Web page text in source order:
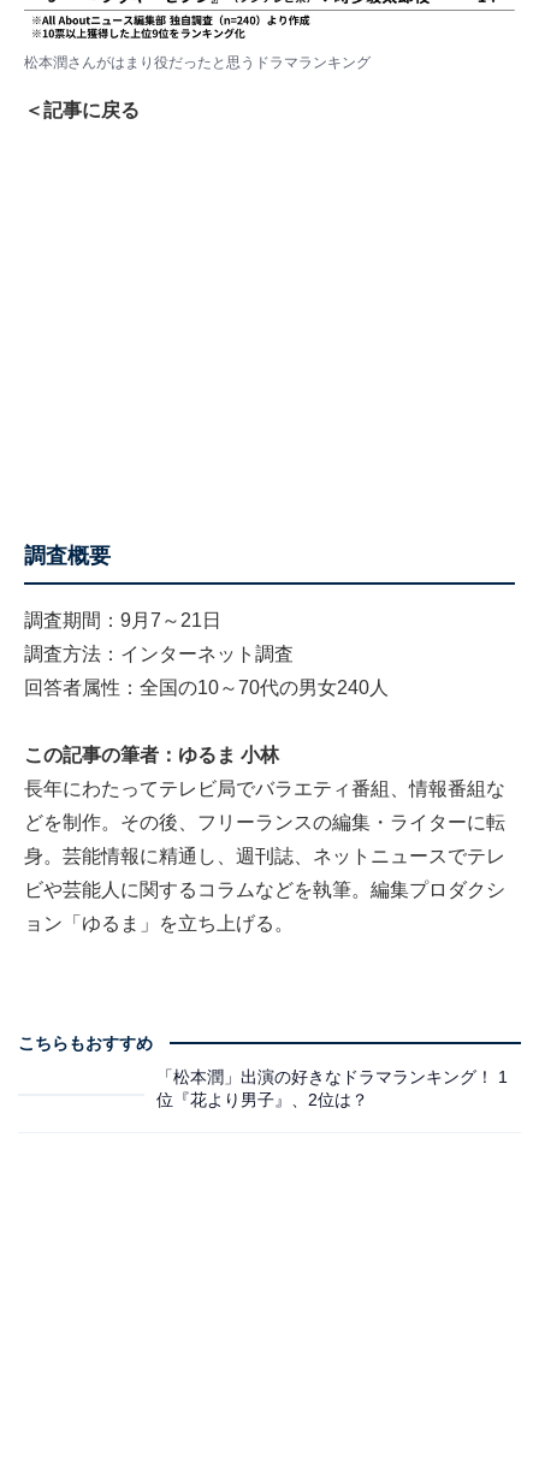
松本潤さんがはまり役だったと思うドラマランキング
＜記事に戻る
調査概要
調査期間：9月7～21日
調査方法：インターネット調査
回答者属性：全国の10～70代の男女240人
この記事の筆者：ゆるま 小林
長年にわたってテレビ局でバラエティ番組、情報番組な
どを制作。その後、フリーランスの編集・ライターに転
身。芸能情報に精通し、週刊誌、ネットニュースでテレ
ビや芸能人に関するコラムなどを執筆。編集プロダクシ
ョン「ゆるま」を立ち上げる。
こちらもおすすめ
「松本潤」出演の好きなドラマランキング！ 1
位『花より男子』、2位は？